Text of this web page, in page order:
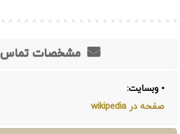
مشخصات تماس
• وبسایت:
صفحه در wikipedia